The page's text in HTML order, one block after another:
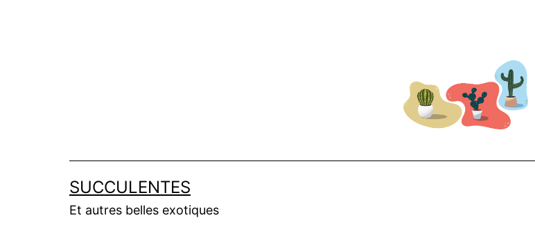
SUCCULENTES
Et autres belles exotiques